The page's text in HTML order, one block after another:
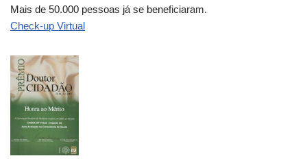
Mais de 50.000 pessoas já se beneficiaram.
Check-up Virtual